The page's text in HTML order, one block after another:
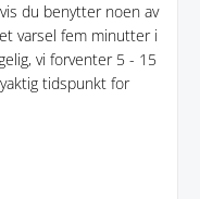
du benytter noen av
varsel fem minutter i
vi forventer 5 - 15
tidspunkt for